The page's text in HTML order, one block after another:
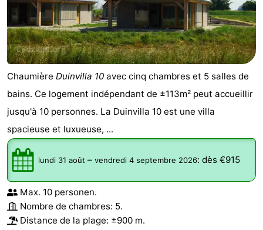
Chaumière Duinvilla 10 avec cinq chambres et 5 salles de
bains. Ce logement indépendant de ±113m² peut accueillir
jusqu'à 10 personnes. La Duinvilla 10 est une villa
spacieuse et luxueuse, ...
lundi 31 août – vendredi 4 septembre 2026: dès €915
Max. 10 personen.
Nombre de chambres: 5.
Distance de la plage: ±900 m.